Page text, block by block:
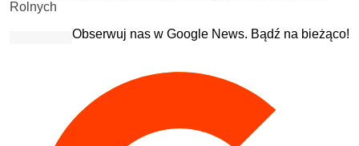
Rolnych
Obserwuj nas w Google News. Bądź na bieżąco!